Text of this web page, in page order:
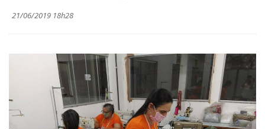
21/06/2019 18h28